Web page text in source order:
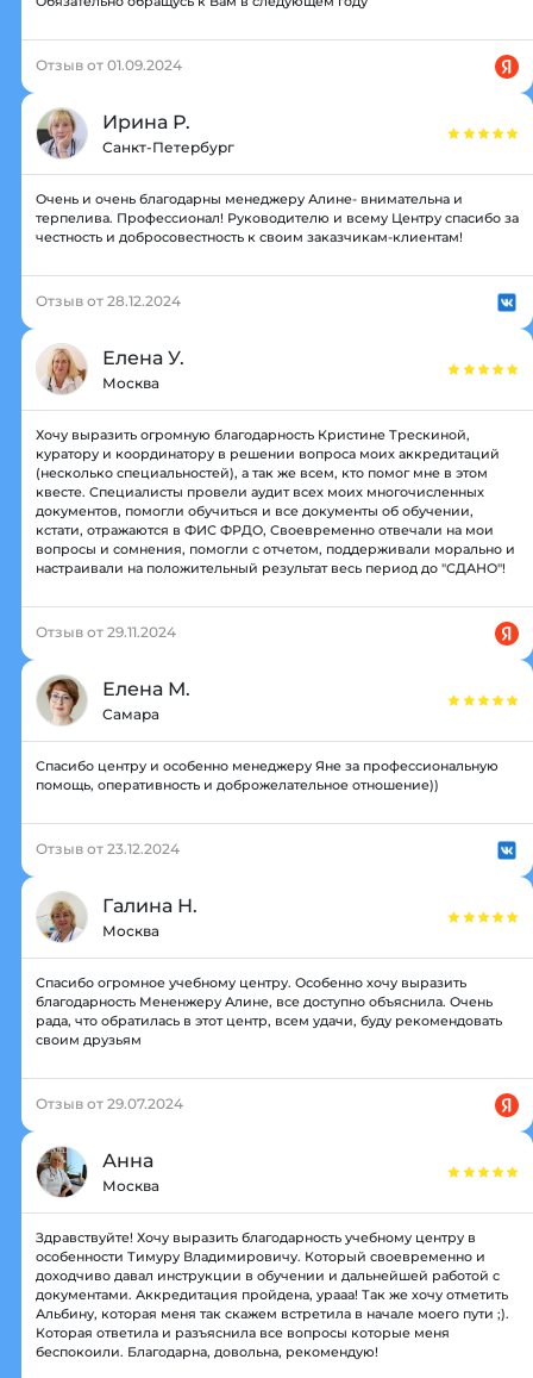
Отзыв от 01.09.2024
Ирина Р.
Санкт-Петербург
Очень и очень благодарны менеджеру Алине- внимательна и
терпелива. Профессионал! Руководителю и всему Центру спасибо за
честность и добросовестность к своим заказчикам-клиентам!
Отзыв от 28.12.2024
Елена У.
Москва
Хочу выразить огромную благодарность Кристине Трескиной,
куратору и координатору в решении вопроса моих аккредитаций
(несколько специальностей), а так же всем, кто помог мне в этом
квесте. Специалисты провели аудит всех моих многочисленных
документов, помогли обучиться и все документы об обучении,
кстати, отражаются в ФИС ФРДО, Своевременно отвечали на мои
вопросы и сомнения, помогли с отчетом, поддерживали морально и
настраивали на положительный результат весь период до "СДАНО"!
Отзыв от 29.11.2024
Елена М.
Самара
Спасибо центру и особенно менеджеру Яне за профессиональную
помощь, оперативность и доброжелательное отношение))
Отзыв от 23.12.2024
Галина Н.
Москва
Спасибо огромное учебному центру. Особенно хочу выразить
благодарность Мененжеру Алине, все доступно объяснила. Очень
рада, что обратилась в этот центр, всем удачи, буду рекомендовать
своим друзьям
Отзыв от 29.07.2024
Анна
Москва
Здравствуйте! Хочу выразить благодарность учебному центру в
особенности Тимуру Владимировичу. Который своевременно и
доходчиво давал инструкции в обучении и дальнейшей работой с
документами. Аккредитация пройдена, урааа! Так же хочу отметить
Альбину, которая меня так скажем встретила в начале моего пути ;).
Которая ответила и разъяснила все вопросы которые меня
беспокоили. Благодарна, довольна, рекомендую!